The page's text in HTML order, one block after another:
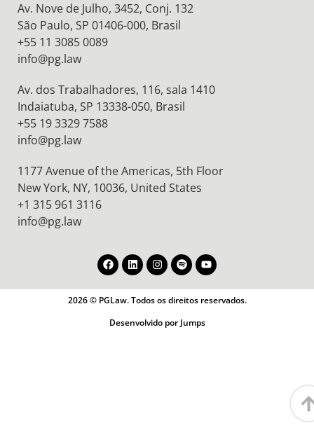
Av. Nove de Julho, 3452, Conj. 132
São Paulo, SP 01406-000, Brasil
+55 11 3085 0089
info@pg.law
Av. dos Trabalhadores, 116, sala 1410
Indaiatuba, SP 13338-050, Brasil
+55 19 3329 7588
info@pg.law
1177 Avenue of the Americas, 5th Floor
New York, NY, 10036, United States
+1 315 961 3116
info@pg.law
2026 © PGLaw. Todos os direitos reservados.
Desenvolvido por Jumps